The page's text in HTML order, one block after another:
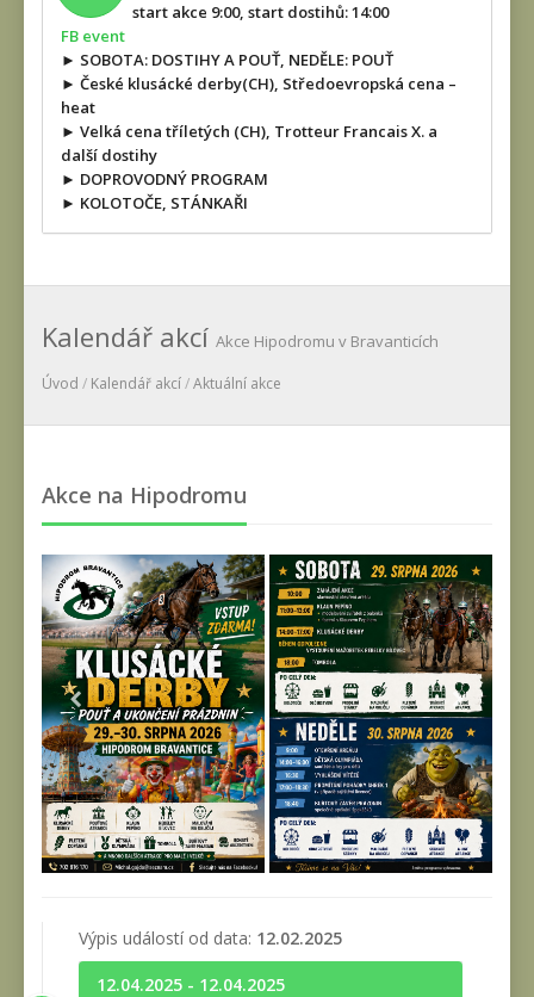
start akce 9:00, start dostihů: 14:00
FB event
► SOBOTA: DOSTIHY A POUŤ, NEDĚLE: POUŤ
► České klusácké derby(CH), Středoevropská cena –
heat
► Velká cena tříletých (CH), Trotteur Francais X. a
další dostihy
► DOPROVODNÝ PROGRAM
► KOLOTOČE, STÁNKAŘI
Kalendář akcí Akce Hipodromu v Bravanticích
Úvod / Kalendář akcí/Aktuální akce
Akce na Hipodromu
Výpis událostí od data: 12.02.2025
12.04.2025 - 12.04.2025